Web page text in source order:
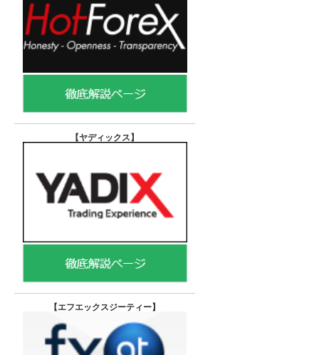
【ヤディックス 】
【エフエックスジーティー】